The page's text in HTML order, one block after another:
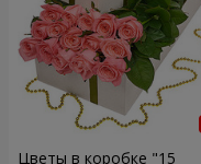
Цветы в коробке "15